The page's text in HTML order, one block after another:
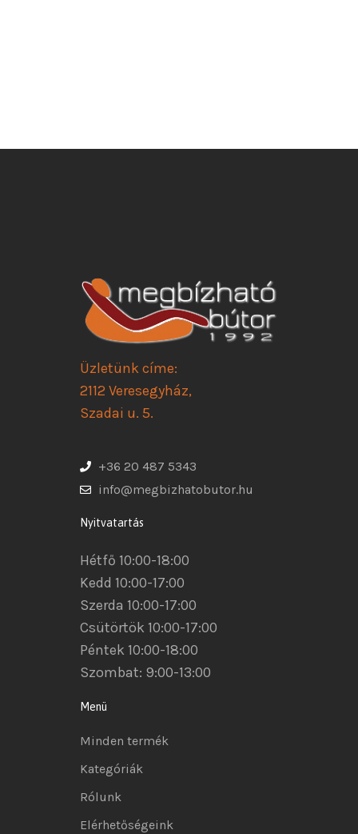
Üzletünk címe:
2112 Veresegyház,
Szadai u. 5.
+36 20 487 5343
info@megbizhatobutor.hu
Nyitvatartás
Hétfő 10:00-18:00
Kedd 10:00-17:00
Szerda 10:00-17:00
Csütörtök 10:00-17:00
Péntek 10:00-18:00
Szombat: 9:00-13:00
Menü
Minden termék
Kategóriák
Rólunk
Elérhetőségeink